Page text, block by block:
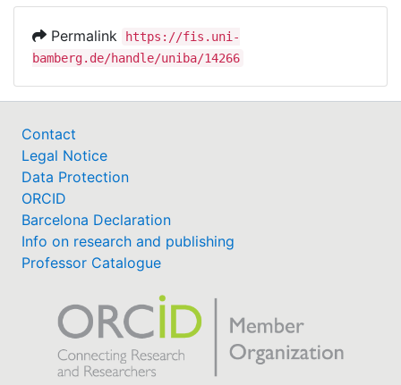
Permalink
https://fis.uni-
bamberg.de/handle/uniba/14266
Contact
Legal Notice
Data Protection
ORCID
Barcelona Declaration
Info on research and publishing
Professor Catalogue